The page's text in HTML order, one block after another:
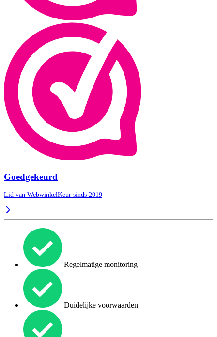
Goedgekeurd
Lid van WebwinkelKeur sinds 2019
Regelmatige monitoring
Duidelijke voorwaarden